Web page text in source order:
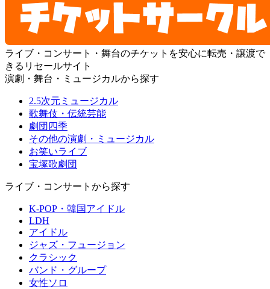
ライブ・コンサート・舞台のチケットを安心に転売・譲渡で
きるリセールサイト
演劇・舞台・ミュージカルから探す
2.5次元ミュージカル
歌舞伎・伝統芸能
劇団四季
その他の演劇・ミュージカル
お笑いライブ
宝塚歌劇団
ライブ・コンサートから探す
K-POP・韓国アイドル
LDH
アイドル
ジャズ・フュージョン
クラシック
バンド・グループ
女性ソロ